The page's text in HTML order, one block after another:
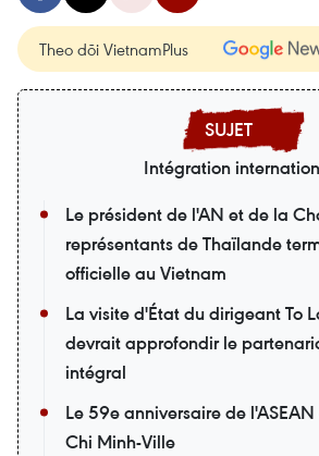
Theo dõi VietnamPlus
Intégration
Le président de l'AN et de la
représentants de Thaïlande
officielle au Vietnam
La visite d'État du dirigeant To
devrait approfondir le
intégral
Le 59e anniversaire de
Chi Minh-Ville